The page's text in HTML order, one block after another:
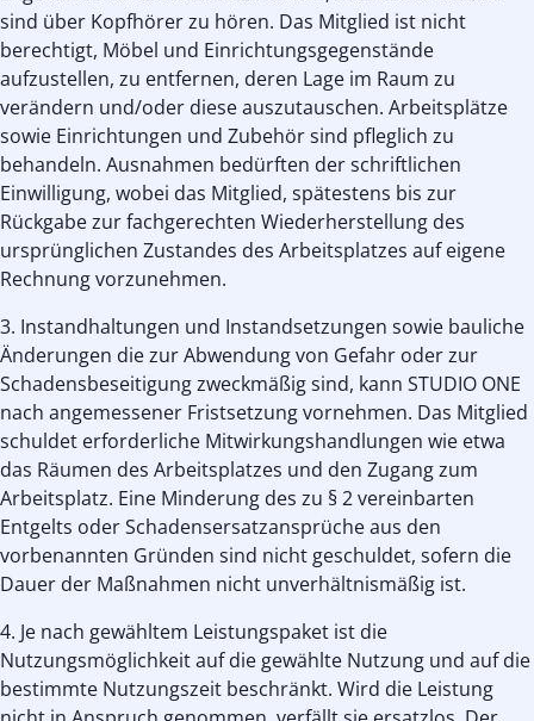
sind über Kopfhörer zu hören. Das Mitglied ist nicht
berechtigt, Möbel und Einrichtungsgegenstände
aufzustellen, zu entfernen, deren Lage im Raum zu
verändern und/oder diese auszutauschen. Arbeitsplätze
sowie Einrichtungen und Zubehör sind pfleglich zu
behandeln. Ausnahmen bedürften der schriftlichen
Einwilligung, wobei das Mitglied, spätestens bis zur
Rückgabe zur fachgerechten Wiederherstellung des
ursprünglichen Zustandes des Arbeitsplatzes auf eigene
Rechnung vorzunehmen.
3. Instandhaltungen und Instandsetzungen sowie bauliche
Änderungen die zur Abwendung von Gefahr oder zur
Schadensbeseitigung zweckmäßig sind, kann STUDIO ONE
nach angemessener Fristsetzung vornehmen. Das Mitglied
schuldet erforderliche Mitwirkungshandlungen wie etwa
das Räumen des Arbeitsplatzes und den Zugang zum
Arbeitsplatz. Eine Minderung des zu § 2 vereinbarten
Entgelts oder Schadensersatzansprüche aus den
vorbenannten Gründen sind nicht geschuldet, sofern die
Dauer der Maßnahmen nicht unverhältnismäßig ist.
4. Je nach gewähltem Leistungspaket ist die
Nutzungsmöglichkeit auf die gewählte Nutzung und auf die
bestimmte Nutzungszeit beschränkt. Wird die Leistung